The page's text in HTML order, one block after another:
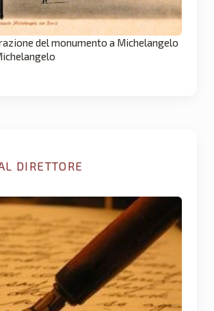
del monumento a Michelangelo
DIRETTORE